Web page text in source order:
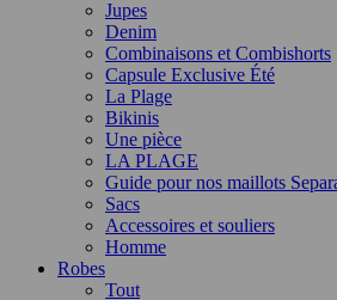
Jupes
Denim
Combinaisons et Combishorts
Capsule Exclusive Été
La Plage
Bikinis
Une pièce
LA PLAGE
Guide pour nos maillots
Sacs
Accessoires et souliers
Homme
Robes
Tout